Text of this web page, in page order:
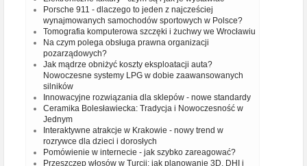
Porsche 911 - dlaczego to jeden z najcześciej
wynajmowanych samochodów sportowych w Polsce?
Tomografia komputerowa szczęki i żuchwy we Wrocławiu
Na czym polega obsługa prawna organizacji
pozarządowych?
Jak mądrze obniżyć koszty eksploatacji auta?
Nowoczesne systemy LPG w dobie zaawansowanych
silników
Innowacyjne rozwiązania dla sklepów - nowe standardy
Ceramika Bolesławiecka: Tradycja i Nowoczesność w
Jednym
Interaktywne atrakcje w Krakowie - nowy trend w
rozrywce dla dzieci i dorosłych
Pomówienie w internecie - jak szybko zareagować?
Przeszczep włosów w Turcji: jak planowanie 3D, DHI i